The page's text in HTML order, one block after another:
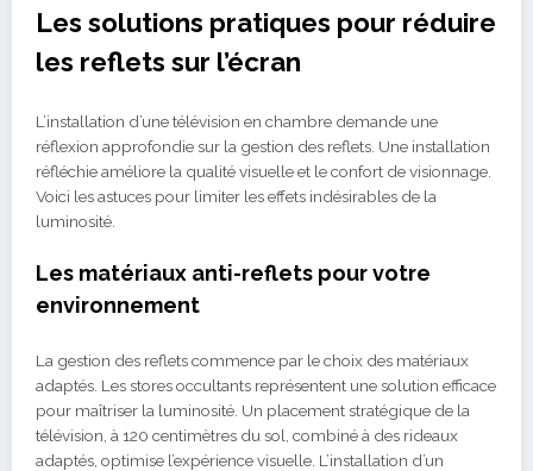
Les solutions pratiques pour réduire
les reflets sur l’écran
L’installation d’une télévision en chambre demande une
réflexion approfondie sur la gestion des reflets. Une installation
réfléchie améliore la qualité visuelle et le confort de visionnage.
Voici les astuces pour limiter les effets indésirables de la
luminosité.
Les matériaux anti-reflets pour votre
environnement
La gestion des reflets commence par le choix des matériaux
adaptés. Les stores occultants représentent une solution efficace
pour maîtriser la luminosité. Un placement stratégique de la
télévision, à 120 centimètres du sol, combiné à des rideaux
adaptés, optimise l’expérience visuelle. L’installation d’un